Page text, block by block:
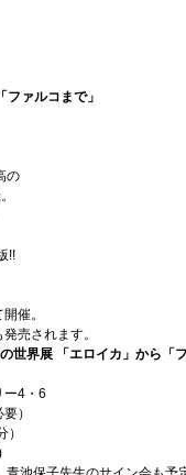
ァルコまで」
の
!!
催。
売されます。
世界展 「エロイカ」から「
ー4・6
）